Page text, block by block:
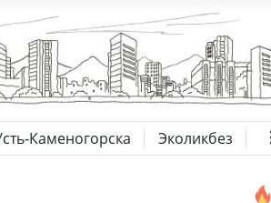
Каменогорска Эколикбез